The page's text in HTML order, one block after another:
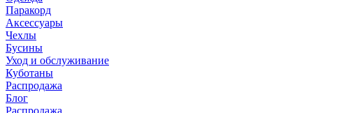
Паракорд
Аксессуары
Чехлы
Бусины
Уход и обслуживание
Куботаны
Распродажа
Блог
Распродажа